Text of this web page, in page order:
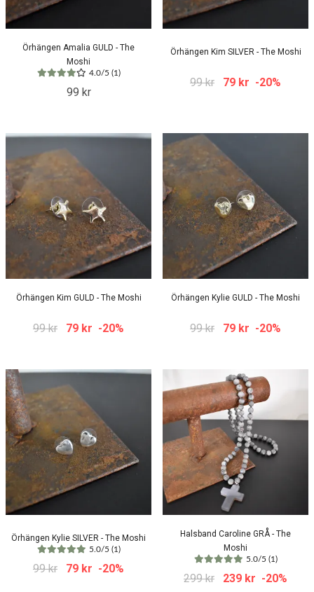
Örhängen Amalia GULD - The
Moshi
4.0/5 (1)
99 kr
Örhängen Kim SILVER - The Moshi
99 kr 79 kr -20%
Örhängen Kim GULD - The Moshi
99 kr 79 kr -20%
Örhängen Kylie GULD - The Moshi
99 kr 79 kr -20%
Örhängen Kylie SILVER - The Moshi
5.0/5 (1)
99 kr 79 kr -20%
Halsband Caroline GRÅ - The
Moshi
5.0/5 (1)
299 kr 239 kr -20%